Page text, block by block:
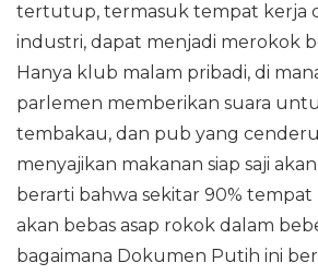
tertutup, termasuk tempat kerja
industri, dapat menjadi merokok
Hanya klub malam pribadi, di
parlemen memberikan suara
tembakau, dan pub yang
menyajikan makanan siap saji
berarti bahwa sekitar 90% tempat
akan bebas asap rokok dalam
bagaimana Dokumen Putih ini